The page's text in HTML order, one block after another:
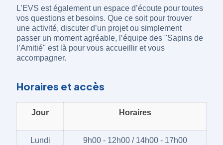
L’EVS est également un espace d’écoute pour toutes
vos questions et besoins. Que ce soit pour trouver
une activité, discuter d’un projet ou simplement
passer un moment agréable, l’équipe des "Sapins de
l’Amitié" est là pour vous accueillir et vous
accompagner.
Horaires et accès
Jour Horaires
Lundi 9h00 - 12h00 / 14h00 - 17h00